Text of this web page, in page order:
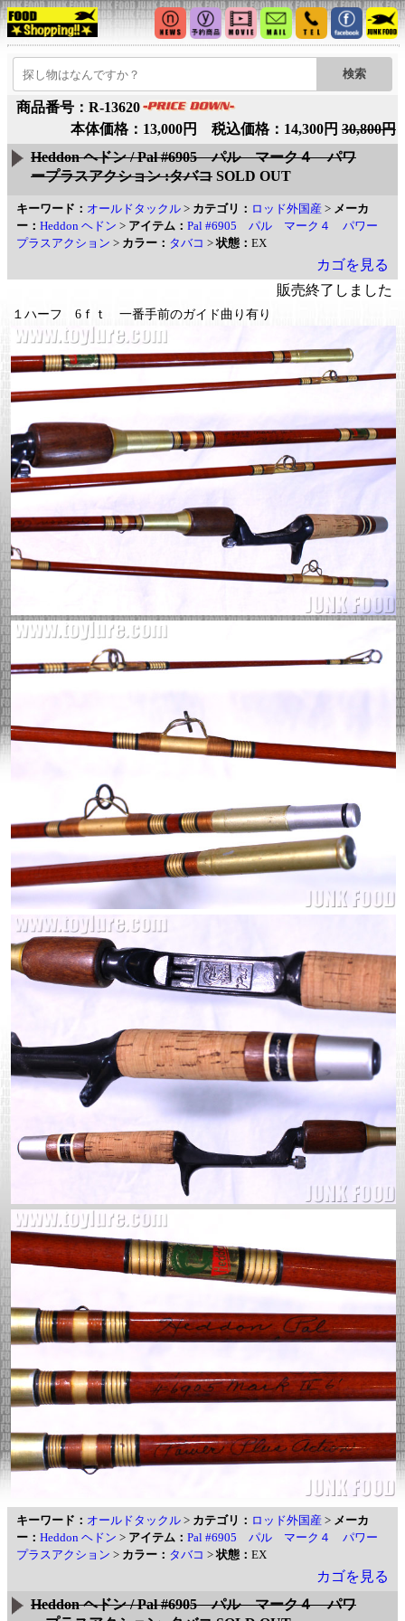
商品番号：R-13620
本体価格：13,000円 税込価格：14,300円 30,800円
Heddon ヘドン / Pal #6905 パル マーク４ パワ
ープラスアクション :タバコ SOLD OUT
キーワード： オールドタックル > カテゴリ： ロッド外国産 > メーカ
ー： Heddon ヘドン > アイテム： Pal #6905 パル マーク４ パワー
プラスアクション > カラー： タバコ >状態： EX
カゴを見る
販売終了しました
１ハーフ 6ｆｔ 一番手前のガイド曲り有り
キーワード： オールドタックル > カテゴリ： ロッド外国産 > メーカ
ー： Heddon ヘドン > アイテム： Pal #6905 パル マーク４ パワー
プラスアクション > カラー： タバコ >状態： EX
カゴを見る
Heddon ヘドン / Pal #6905 パル マーク４ パワ